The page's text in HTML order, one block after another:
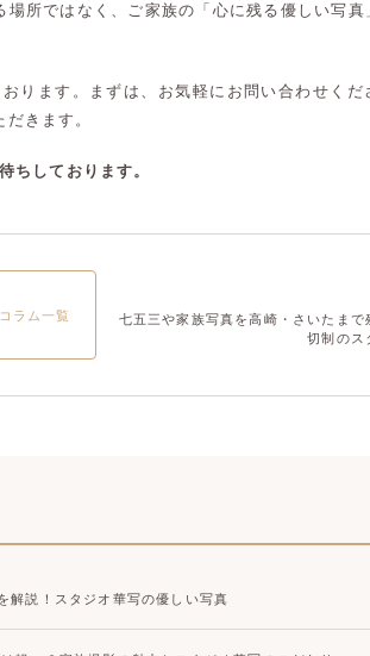
所ではなく、ご家族の「心に残る優しい写真
ります。まずは、お気軽にお問い合わせくだ
きます。
ちしております。
コラム一覧
七五三や家族写真を高崎・さいたまで
切制のス
解説！スタジオ華写の優しい写真
高崎店
大宮店
高崎店
大宮店